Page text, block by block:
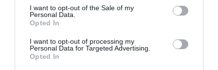
consent section.
I want to opt-out of the Sale of my
Personal Data.
Opted In
I want to opt-out of processing my
Personal Data for Targeted Advertising.
Opted In